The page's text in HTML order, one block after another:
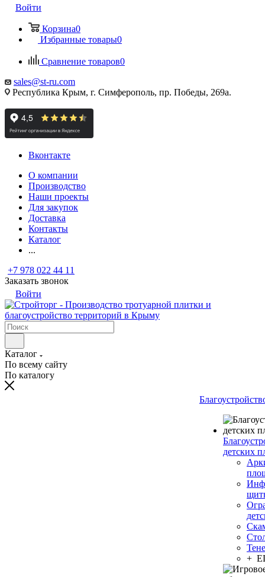
Войти
Корзина0
Избранные товары0
Сравнение товаров0
sales@st-ru.com
Республика Крым, г. Симферополь, пр. Победы, 269а.
Вконтакте
О компании
Производство
Наши проекты
Для закупок
Доставка
Контакты
Каталог
...
+7 978 022 44 11
Заказать звонок
Войти
Каталог
По всему сайту
По каталогу
детских
+